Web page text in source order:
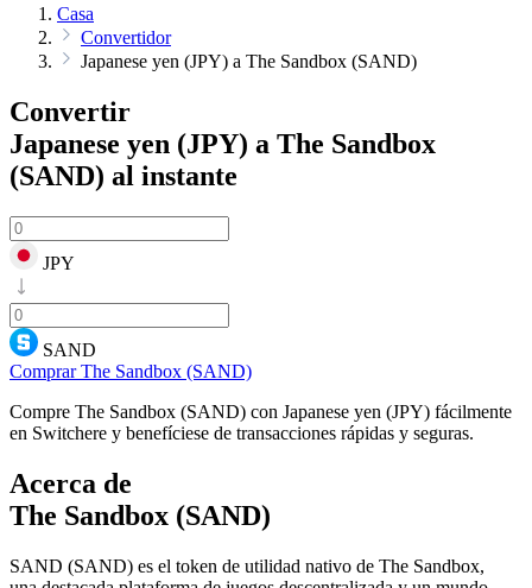
Casa
Convertidor
Japanese yen (JPY) a The Sandbox (SAND)
Convertir
Japanese yen (JPY) a The Sandbox
(SAND) al instante
JPY
SAND
Comprar The Sandbox (SAND)
Compre The Sandbox (SAND) con Japanese yen (JPY) fácilmente
en Switchere y benefíciese de transacciones rápidas y seguras.
Acerca de
The Sandbox (SAND)
SAND (SAND) es el token de utilidad nativo de The Sandbox,